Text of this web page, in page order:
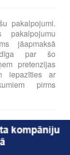
pakalpojumi.
pakalpojumu
jāapmaksā
par šo
pretenzijas
iepazīties ar
pirms